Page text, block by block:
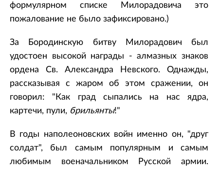
формулярном списке Милорадовича это
пожалование не было зафиксировано.)
За Бородинскую битву Милорадович был
удостоен высокой награды - алмазных знаков
ордена Св. Александра Невского. Однажды,
рассказывая с жаром об этом сражении, он
говорил: "Как град сыпались на нас ядра,
картечи, пули, брильянты!"
В годы наполеоновских войн именно он, "друг
солдат", был самым популярным и самым
любимым военачальником Русской армии.